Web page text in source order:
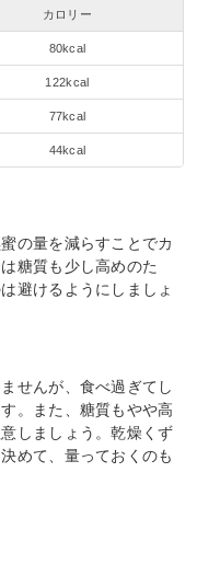
カロリー
80kcal
122kcal
77kcal
44kcal
の量を減らすことでカ
糖質も少し高めのた
避けるようにしましょ
せんが、食べ過ぎてし
。また、糖質もやや高
しましょう。乾燥くず
めて、量っておくのも